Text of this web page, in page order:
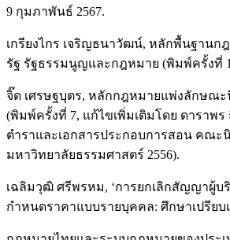
9 กุมภาพันธ์ 2567.
เกรียงไกร เจริญธนาวัฒน์, หลักพื้นฐานก
รัฐ รัฐธรรมนูญและกฎหมาย (พิมพ์ครั้งที่
จิ๊ด เศรษฐบุตร, หลักกฎหมายแพ่งลักษณ
(พิมพ์ครั้งที่ 7, แก้ไขเพิ่มเติมโดย ดาราพ
ตำราและเอกสารประกอบการสอน คณะ
มหาวิทยาลัยธรรมศาสตร์ 2556).
เฉลิมวุฒิ ศรีพรหม, ‘การยกเลิกสัญญาผู้บ
กำหนดราคาแบบรายบุคคล: ศึกษาเปรียบ